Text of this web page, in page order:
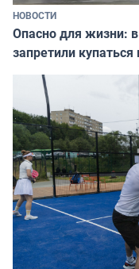
НОВОСТИ
Опасно для жизни:
запретили